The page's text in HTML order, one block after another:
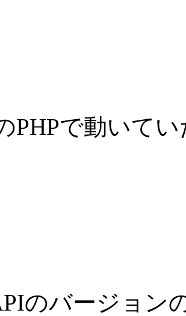
PHPで動いて
のバージョン